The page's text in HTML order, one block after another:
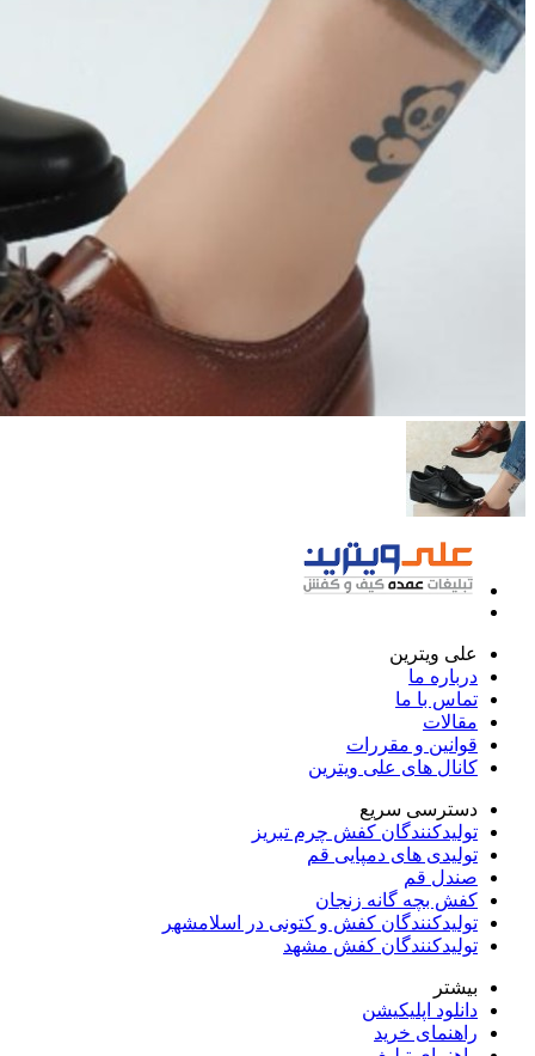
علی ویترین
درباره ما
تماس با ما
مقالات
قوانین و مقررات
کانال های علی ویترین
دسترسی سریع
تولیدکنندگان کفش چرم تبریز
تولیدی های دمپایی قم
صندل قم
کفش بچه گانه زنجان
تولیدکنندگان کفش و کتونی در اسلامشهر
تولیدکنندگان کفش مشهد
بیشتر
دانلود اپلیکیشن
راهنمای خرید